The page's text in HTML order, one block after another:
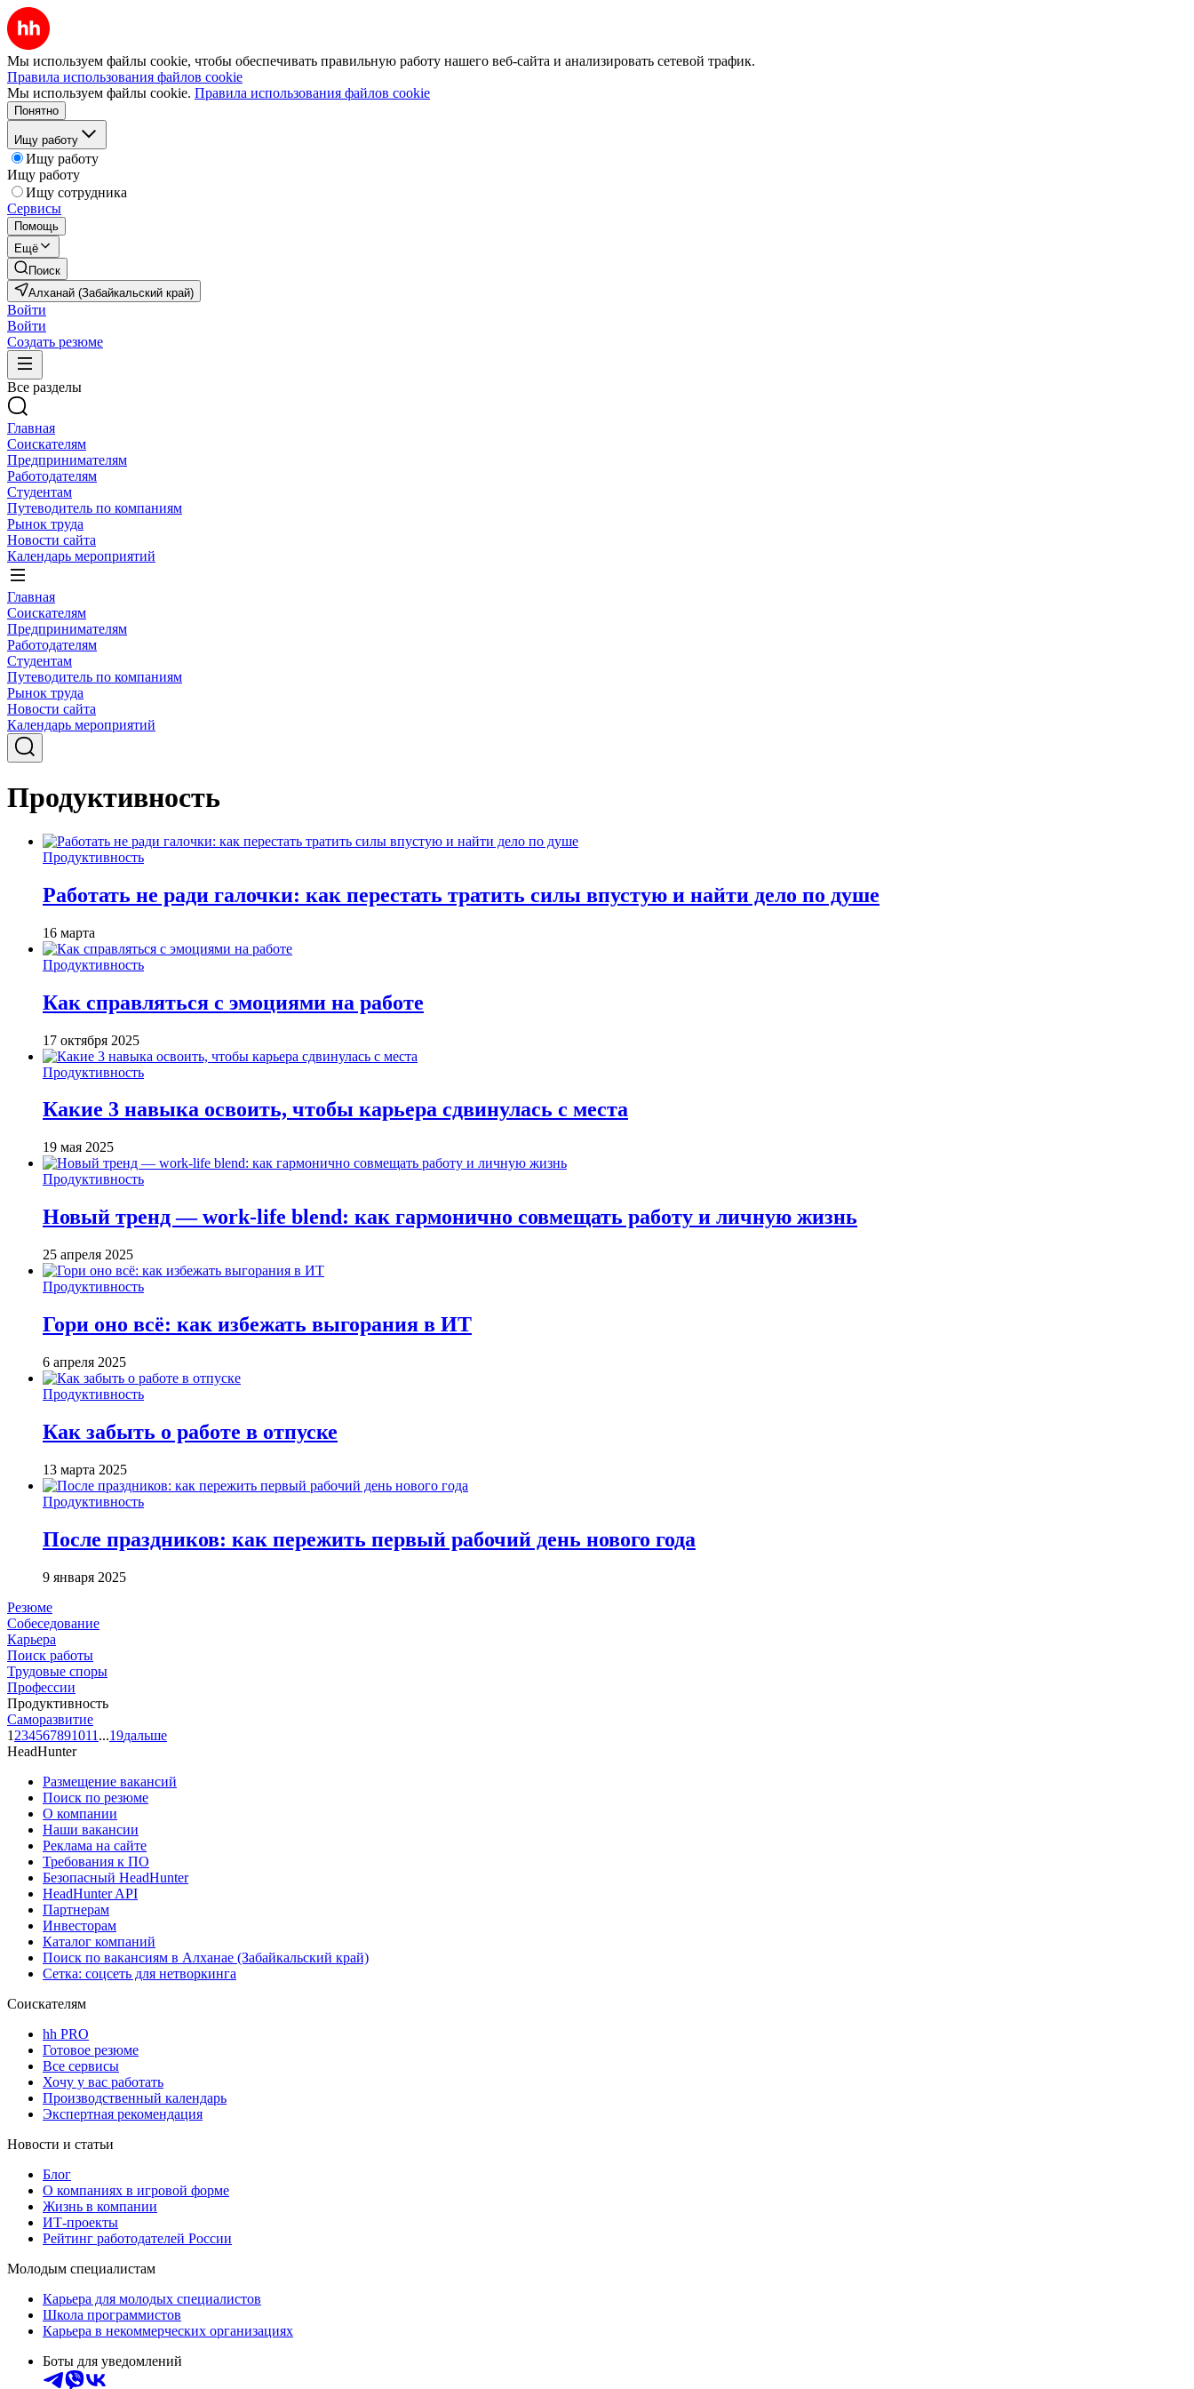
Мы используем файлы cookie, чтобы обеспечивать правильную работу нашего веб-сайта и анализировать сетевой трафик.
Правила использования файлов cookie
Мы используем файлы cookie. Правила использования файлов cookie
Понятно
Ищу работу
Ищу работу
Ищу работу
Ищу сотрудника
Сервисы
Помощь
Ещё
Поиск
Алханай (Забайкальский край)
Войти
Войти
Создать резюме
Все разделы
Главная
Соискателям
Предпринимателям
Работодателям
Студентам
Путеводитель по компаниям
Рынок труда
Новости сайта
Календарь мероприятий
Главная
Соискателям
Предпринимателям
Работодателям
Студентам
Путеводитель по компаниям
Рынок труда
Новости сайта
Календарь мероприятий
Продуктивность
Продуктивность
Работать не ради галочки: как перестать тратить силы впустую и найти дело по душе
16 марта
Продуктивность
Как справляться с эмоциями на работе
17 октября 2025
Продуктивность
Какие 3 навыка освоить, чтобы карьера сдвинулась с места
19 мая 2025
Продуктивность
Новый тренд — work-life blend: как гармонично совмещать работу и личную жизнь
25 апреля 2025
Продуктивность
Гори оно всё: как избежать выгорания в ИТ
6 апреля 2025
Продуктивность
Как забыть о работе в отпуске
13 марта 2025
Продуктивность
После праздников: как пережить первый рабочий день нового года
9 января 2025
Резюме
Собеседование
Карьера
Поиск работы
Трудовые споры
Профессии
Продуктивность
Саморазвитие
1 234567891011 ...19дальше
HeadHunter
Размещение вакансий
Поиск по резюме
О компании
Наши вакансии
Реклама на сайте
Требования к ПО
Безопасный HeadHunter
HeadHunter API
Партнерам
Инвесторам
Каталог компаний
Поиск по вакансиям в Алханае (Забайкальский край)
Сетка: соцсеть для нетворкинга
Соискателям
hh PRO
Готовое резюме
Все сервисы
Хочу у вас работать
Производственный календарь
Экспертная рекомендация
Новости и статьи
Блог
О компаниях в игровой форме
Жизнь в компании
ИТ-проекты
Рейтинг работодателей России
Молодым специалистам
Карьера для молодых специалистов
Школа программистов
Карьера в некоммерческих организациях
Боты для уведомлений